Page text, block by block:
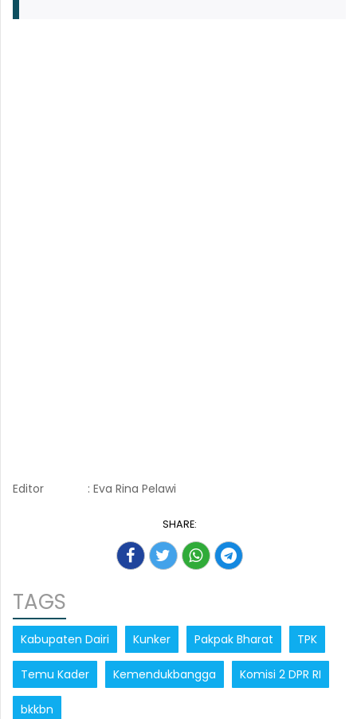
Editor : Eva Rina Pelawi
SHARE:
TAGS
Kabupaten Dairi Kunker Pakpak Bharat TPK
Temu Kader Kemendukbangga Komisi 2 DPR RI
bkkbn